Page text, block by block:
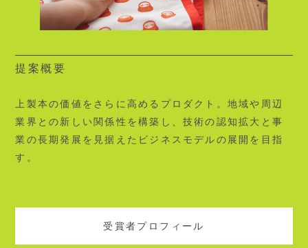
提案概要
上製本の価値をさらに高めるプロダクト。地域や周辺
業界との新しい関係性を構築し、技術の認知拡大と事
業の長期発展を見据えたビジネスモデルの展開を目指
す。
受賞者プロフィール